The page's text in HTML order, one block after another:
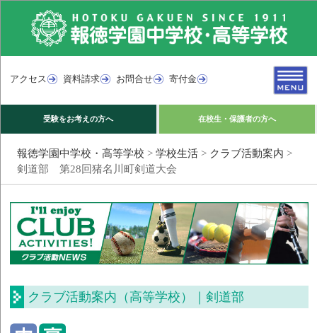
アクセス 資料請求 お問合せ 寄付金
受験をお考えの方へ 在校生・保護者の方へ
報徳学園中学校・高等学校 > 学校生活> クラブ活動案内 >
剣道部 第28回猪名川町剣道大会
クラブ活動案内（高等学校）｜剣道部